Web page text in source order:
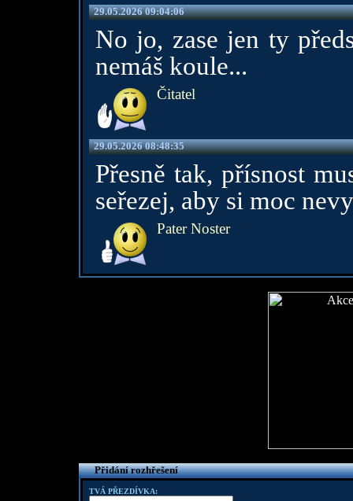
29.05.2026 09:04:06
No jo, zase jen ty
nemáš koule...
Čitatel
29.05.2026 08:48:35
Přesně tak, přísnost
seřezej, aby si moc
Pater Noster
Přidání rozhřešení
TVÁ PŘEZDÍVKA: